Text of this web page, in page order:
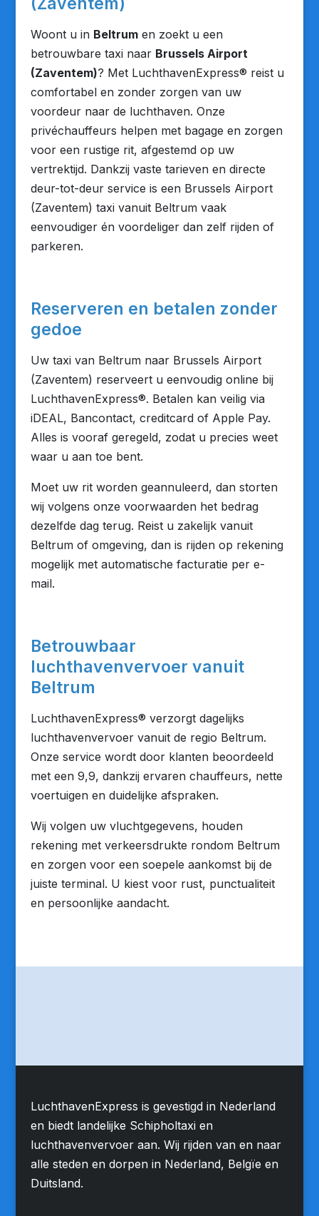
Woont u in Beltrumen zoekt u een
betrouwbare taxi naar Brussels Airport
(Zaventem)? Met LuchthavenExpress® reist u
comfortabel en zonder zorgen van uw
voordeur naar de luchthaven. Onze
privéchauffeurs helpen met bagage en zorgen
voor een rustige rit, afgestemd op uw
vertrektijd. Dankzij vaste tarieven en directe
deur-tot-deur service is een Brussels Airport
(Zaventem) taxi vanuit Beltrum vaak
eenvoudiger én voordeliger dan zelf rijden of
parkeren.
Reserveren en betalen zonder
gedoe
Uw taxi van Beltrum naar Brussels Airport
(Zaventem) reserveert u eenvoudig online bij
LuchthavenExpress®. Betalen kan veilig via
iDEAL, Bancontact, creditcard of Apple Pay.
Alles is vooraf geregeld, zodat u precies weet
waar u aan toe bent.
Moet uw rit worden geannuleerd, dan storten
wij volgens onze voorwaarden het bedrag
dezelfde dag terug. Reist u zakelijk vanuit
Beltrum of omgeving, dan is rijden op rekening
mogelijk met automatische facturatie per e-
mail.
Betrouwbaar
luchthavenvervoer vanuit
Beltrum
LuchthavenExpress® verzorgt dagelijks
luchthavenvervoer vanuit de regio Beltrum.
Onze service wordt door klanten beoordeeld
met een 9,9, dankzij ervaren chauffeurs, nette
voertuigen en duidelijke afspraken.
Wij volgen uw vluchtgegevens, houden
rekening met verkeersdrukte rondom Beltrum
en zorgen voor een soepele aankomst bij de
juiste terminal. U kiest voor rust, punctualiteit
en persoonlijke aandacht.
LuchthavenExpress is gevestigd in Nederland
en biedt landelijke Schipholtaxi en
luchthavenvervoer aan. Wij rijden van en naar
alle steden en dorpen in Nederland, Belgïe en
Duitsland.